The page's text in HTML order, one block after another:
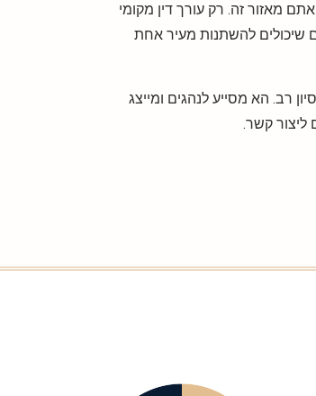
מאזור זה. רק עורך דין מקומי
שיכולים להשתנות מעיר אחת
רב. הא מסייע לנהגים ומייצג
ליצור קשר.